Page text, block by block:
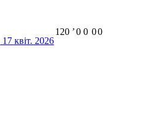
17 квіт. 2026
120 ʼ0 0 00